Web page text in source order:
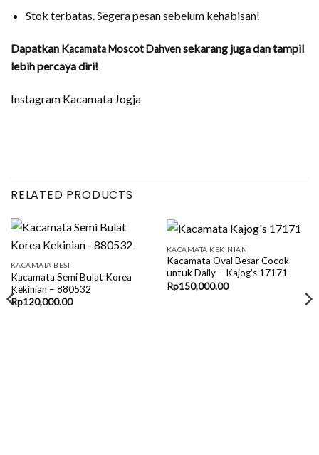
Stok terbatas. Segera pesan sebelum kehabisan!
Dapatkan Kacamata Moscot Dahvensekarang juga dan tampil
lebih percaya diri!
Instagram Kacamata Jogja
RELATED PRODUCTS
KACAMATA BESI
Kacamata Semi Bulat Korea
Kekinian – 880532
Rp120,000.00
KACAMATA KEKINIAN
Kacamata Oval Besar Cocok
untuk Daily – Kajog’s 17171
Rp150,000.00